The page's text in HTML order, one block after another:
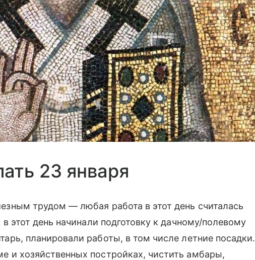
23 января
трудом — любая работа в этот день считалась
этот день начинали подготовку к дачному/полевому
планировали работы, в том числе летние посадки.
и хозяйственных постройках, чистить амбары,